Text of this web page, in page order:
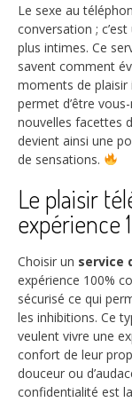
Le sexe au
conversation ;
plus intimes. Ce
savent comment
moments de plaisir
permet d’être
nouvelles facettes
devient ainsi une
de sensations.
Le plaisir
expérience
Choisir un service
expérience 100%
sécurisé ce qui
les inhibitions. Ce
veulent vivre une
confort de leur
douceur ou
confidentialité est